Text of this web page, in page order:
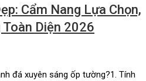
Cẩm Nang Lựa Chọn,
Toàn Diện 2026
đá xuyên sáng ốp tường?1. Tính